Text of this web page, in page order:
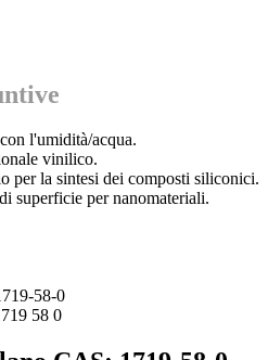
l'umidità/acqua.
vinilico.
per la sintesi dei composti siliconici.
superficie per nanomateriali.
58-0